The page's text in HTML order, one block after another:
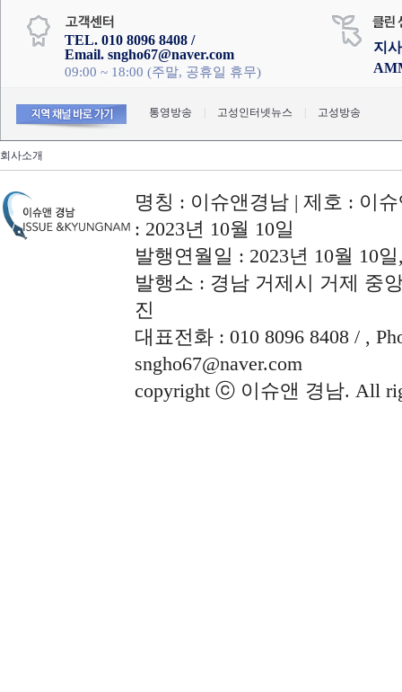
TEL. 010 8096 8408 /
Email. sngho67@naver.com
09:00 ~ 18:00 (주말, 공휴일 휴무)
지
통영방송 고성인터넷뉴스 고성방송
회사소개
명칭 : 이슈앤경남 | 제호 : 이
: 2023년 10월 10일
발행연월일 : 2023년 10월 10
발행소 : 경남 거제시 거제 중
진
대표전화 : 010 8096 8408 / ,
sngho67@naver.com
copyright ⓒ 이슈앤 경남. All